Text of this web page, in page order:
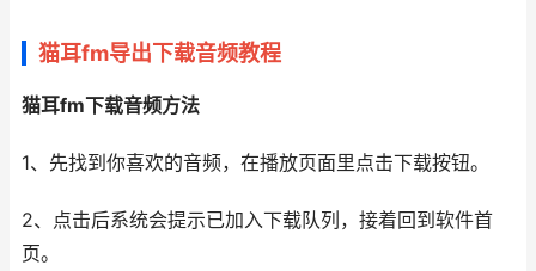
猫耳fm导出下载音频教程
猫耳fm下载音频方法
1、先找到你喜欢的音频，在播放页面里点击下载按钮。
2、点击后系统会提示已加入下载队列，接着回到软件首
页。